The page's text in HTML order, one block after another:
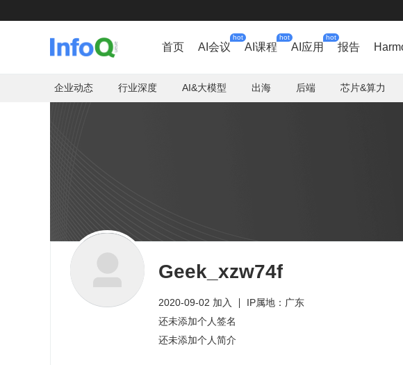
首页 AI会议
hot
AI课程
hot
AI应用
hot
报告
企业动态 行业深度 AI&大模型 出海 后端 芯片&算力
Geek_xzw74f
2020-09-02 加入
IP属地：广东
还未添加个人签名
还未添加个人简介